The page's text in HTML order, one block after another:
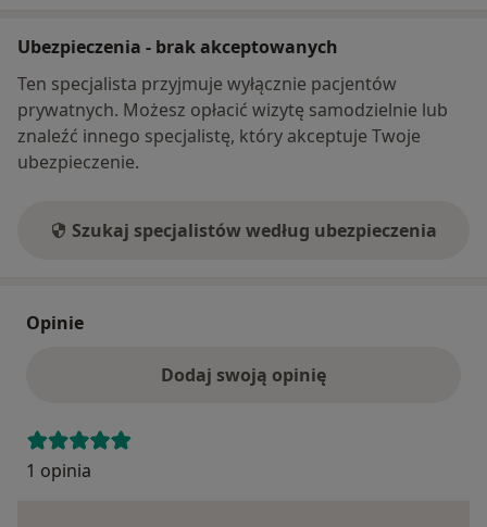
Ubezpieczenia - brak akceptowanych
Ten specjalista przyjmuje wyłącznie pacjentów
prywatnych. Możesz opłacić wizytę samodzielnie lub
znaleźć innego specjalistę, który akceptuje Twoje
ubezpieczenie.
Szukaj specjalistów według ubezpieczenia
Opinie
Dodaj swoją opinię
1 opinia